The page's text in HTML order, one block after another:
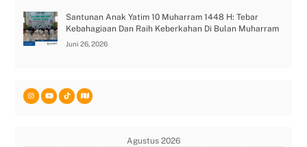
Santunan Anak Yatim 10 Muharram 1448 H: Tebar
Kebahagiaan Dan Raih Keberkahan Di Bulan Muharram
Juni 26, 2026
Agustus 2026